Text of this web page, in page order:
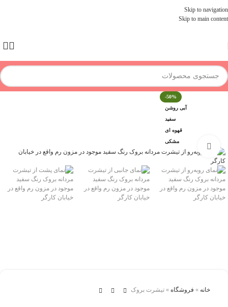
Skip to navigation
Skip to main content
-50%
آبی روشن
سفید
قهوه ای
مشکی
خانه » فروشگاه » تيشرت بروک